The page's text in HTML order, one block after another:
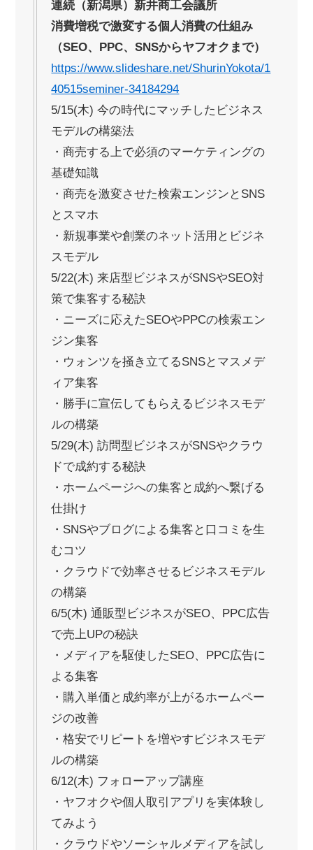
連続（新潟県）新井商工会議所
消費増税で激変する個人消費の仕組み
（SEO、PPC、SNSからヤフオクまで）
https://www.slideshare.net/ShurinYokota/1
40515seminer-34184294
5/15(木) 今の時代にマッチしたビジネス
モデルの構築法
・商売する上で必須のマーケティングの
基礎知識
・商売を激変させた検索エンジンとSNS
とスマホ
・新規事業や創業のネット活用とビジネ
スモデル
5/22(木) 来店型ビジネスがSNSやSEO対
策で集客する秘訣
・ニーズに応えたSEOやPPCの検索エン
ジン集客
・ウォンツを掻き立てるSNSとマスメデ
ィア集客
・勝手に宣伝してもらえるビジネスモデ
ルの構築
5/29(木) 訪問型ビジネスがSNSやクラウ
ドで成約する秘訣
・ホームページへの集客と成約へ繋げる
仕掛け
・SNSやブログによる集客と口コミを生
むコツ
・クラウドで効率させるビジネスモデル
の構築
6/5(木) 通販型ビジネスがSEO、PPC広告
で売上UPの秘訣
・メディアを駆使したSEO、PPC広告に
よる集客
・購入単価と成約率が上がるホームペー
ジの改善
・格安でリピートを増やすビジネスモデ
ルの構築
6/12(木) フォローアップ講座
・ヤフオクや個人取引アプリを実体験し
てみよう
・クラウドやソーシャルメディアを試し